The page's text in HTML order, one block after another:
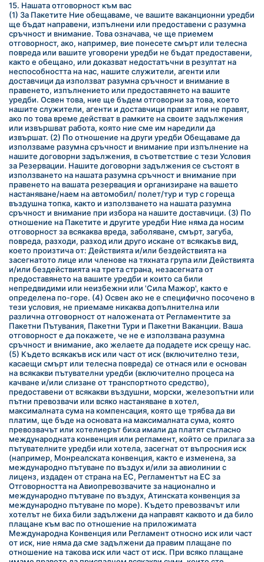
15. Нашата отговорност към вас
(1) За Пакетите Ние обещаваме, че вашите ваканционни уредби
ще бъдат направени, изпълнени или предоставени с разумна
сръчност и внимание. Това означава, че ще приемем
отговорност, ако, например, вие понесете смърт или телесна
повреда или вашите уговорени уредби не бъдат предоставени,
както е обещано, или доказват недостатъчни в резултат на
неспособността на нас, нашите служители, агенти или
доставчици да използват разумна сръчност и внимание в
правенето, изпълнението или предоставянето на вашите
уредби. Освен това, ние ще бъдем отговорни за това, което
нашите служители, агенти и доставчици правят или не правят,
ако по това време действат в рамките на своите задължения
или извършват работа, която ние сме им наредили да
извършат. (2) По отношение на други уредби Обещаваме да
използваме разумна сръчност и внимание при изпълнение на
нашите договорни задължения, в съответствие с тези Условия
за Резервации. Нашите договорни задължения се състоят в
използването на нашата разумна сръчност и внимание при
правенето на вашата резервация и организиране на вашето
настаняване/наем на автомобил/ полет/тур и тур с гореща
въздушна топка, както и използването на нашата разумна
сръчност и внимание при избора на нашите доставчици. (3) По
отношение на Пакетите и другите уредби Ние няма да носим
отговорност за всякаква вреда, заболяване, смърт, загуба,
повреда, разходи, разход или друго искане от всякакъв вид,
което произтича от: Действията и/или бездействията на
засегнатото лице или членове на тяхната група или Действията
и/или бездействията на трета страна, незасегната от
предоставянето на вашите уредби и които са били
непредвидими или неизбежни или 'Сила Мажор', както е
определена по-горе. (4) Освен ако не е специфично посочено в
тези условия, не приемаме никаква допълнителна или
различна отговорност от наложената от Регламентите за
Пакетни Пътувания, Пакетни Тури и Пакетни Ваканции. Ваша
отговорност е да покажете, че не е използвана разумна
сръчност и внимание, ако желаете да подадете иск срещу нас.
(5) Където всякакъв иск или част от иск (включително тези,
касаещи смърт или телесна повреда) се отнася или е основан
на всякакви пътувателни уредби (включително процеса на
качване и/или слизане от транспортното средство),
предоставени от всякакви въздушни, морски, железопътни или
пътни превозвачи или всяко настаняване в хотел,
максималната сума на компенсация, която ще трябва да ви
платим, ще бъде на основата на максималната сума, която
превозвачът или хотелиерът биха имали да платят съгласно
международната конвенция или регламент, който се прилага за
пътувателните уредби или хотела, засегнат от въпросния иск
(например, Монреалската конвенция, както е изменена, за
международно пътуване по въздух и/или за авиолинии с
лиценз, издаден от страна на ЕС, Регламентът на ЕС за
Отговорността на Авиопревозвачите за национално и
международно пътуване по въздух, Атинската конвенция за
международно пътуване по море). Където превозвачът или
хотелът не биха били задължени да направят каквото и да било
плащане към вас по отношение на приложимата
Международна Конвенция или Регламент относно иск или част
от иск, ние няма да сме задължени да правим плащане по
отношение на такова иск или част от иск. При всяко плащане